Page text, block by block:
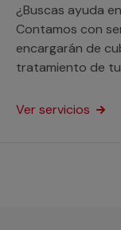
¿Buscas ayuda
Contamos con
encargarán de
tratamiento de
Ver servicios